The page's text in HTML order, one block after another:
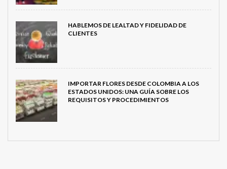
HABLEMOS DE LEALTAD Y FIDELIDAD DE
CLIENTES
IMPORTAR FLORES DESDE COLOMBIA A LOS
ESTADOS UNIDOS: UNA GUÍA SOBRE LOS
REQUISITOS Y PROCEDIMIENTOS